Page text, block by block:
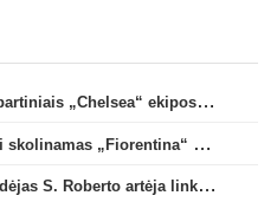
X. Alonso: „Esu patenkintas dabartiniais „Chelsea“ ekipos vartininkais“
F. Mastanuono oficialiai sezonui skolinamas „Fiorentina“ ekipai
Buvęs ilgametis„Barcelona“ žaidėjas S. Roberto artėja link persikėlimo į MLS